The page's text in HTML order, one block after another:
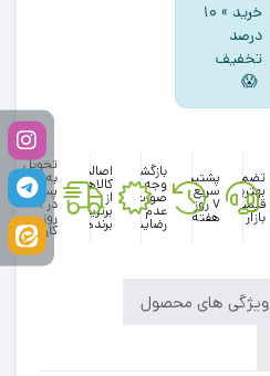
خرید » ۱۰
درصد
تخفیف
😱
تضمین
بهترین
قیمت
بازار
پشتیبانی
سریع در
۷ روز
هفته
بازگشت
وجه در
صورت
عدم
رضایت
اصالت
کالاها
از
برترین
برندها
تحویل
به
پست
در 1
روز
کاری
ویژگی های محصول